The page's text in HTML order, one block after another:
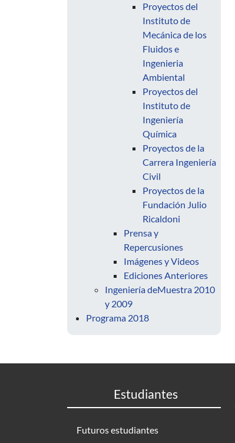
Proyectos del
Instituto de
Mecánica de los
Fluidos e
Ingenieria
Ambiental
Proyectos del
Instituto de
Ingeniería
Química
Proyectos de la
Carrera Ingeniería
Civil
Proyectos de la
Fundación Julio
Ricaldoni
Prensa y
Repercusiones
Imágenes y Videos
Ediciones Anteriores
Ingeniería deMuestra 2010
y 2009
Programa 2018
Estudiantes
Futuros estudiantes